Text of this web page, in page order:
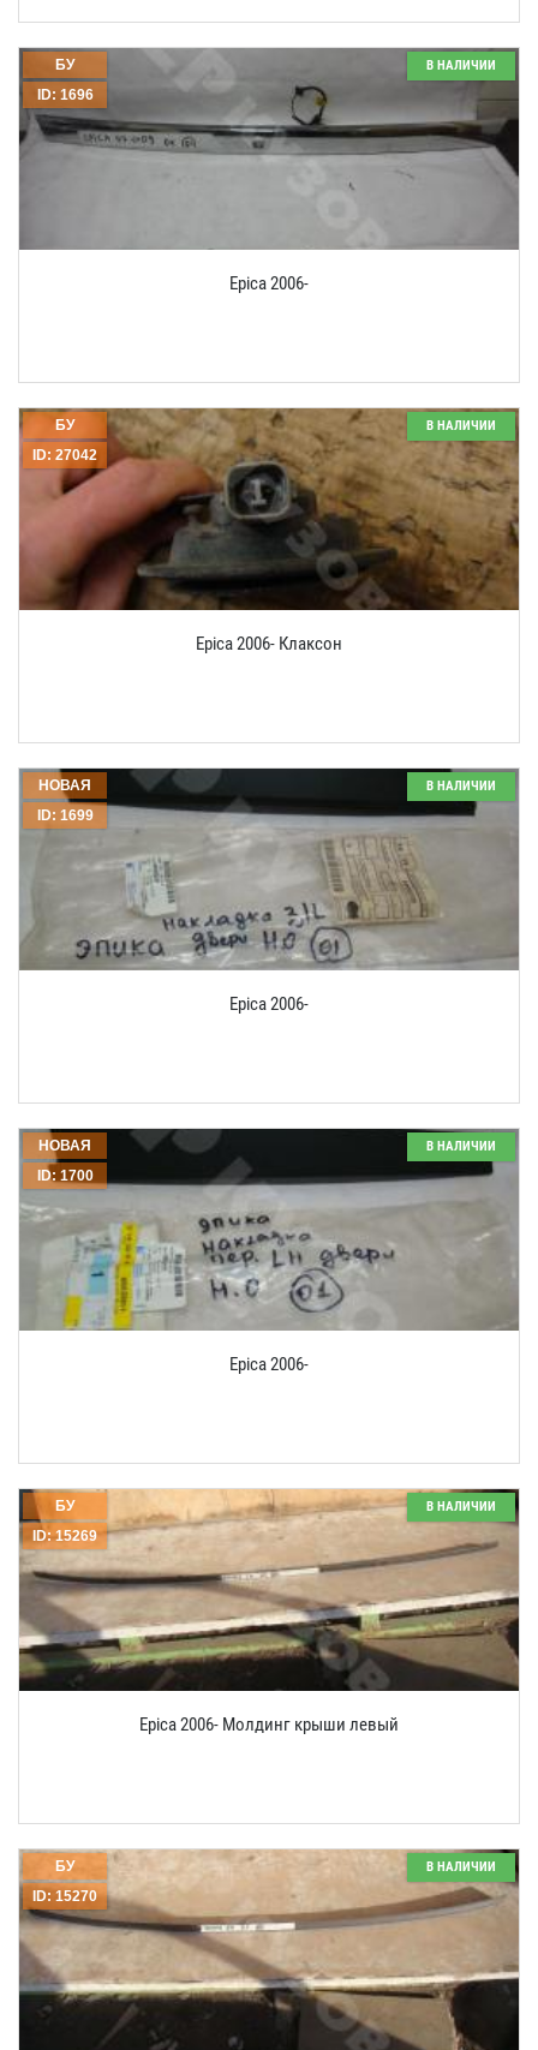
Epica 2006-
ID: 1696
БУ В НАЛИЧИИ
Epica 2006- Клаксон
ID: 27042
БУ В НАЛИЧИИ
Epica 2006-
ID: 1699
НОВАЯ В НАЛИЧИИ
Epica 2006-
ID: 1700
НОВАЯ В НАЛИЧИИ
Epica 2006- Молдинг крыши левый
ID: 15269
БУ В НАЛИЧИИ
ID: 15270
БУ В НАЛИЧИИ